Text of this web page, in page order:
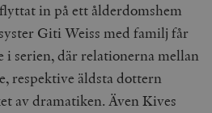
in på ett ålderdomshem
Giti Weiss med familj får
i serien, där relationerna mellan
respektive äldsta dottern
av dramatiken. Även Kives